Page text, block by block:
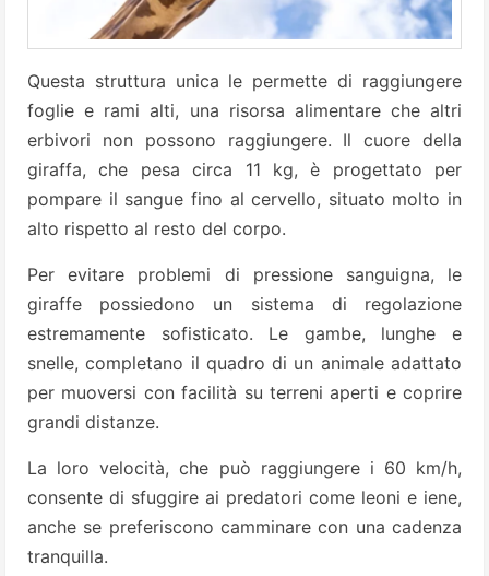
Questa struttura unica le permette di raggiungere
foglie e rami alti, una risorsa alimentare che altri
erbivori non possono raggiungere. Il cuore della
giraffa, che pesa circa 11 kg, è progettato per
pompare il sangue fino al cervello, situato molto in
alto rispetto al resto del corpo.
Per evitare problemi di pressione sanguigna, le
giraffe possiedono un sistema di regolazione
estremamente sofisticato. Le gambe, lunghe e
snelle, completano il quadro di un animale adattato
per muoversi con facilità su terreni aperti e coprire
grandi distanze.
La loro velocità, che può raggiungere i 60 km/h,
consente di sfuggire ai predatori come leoni e iene,
anche se preferiscono camminare con una cadenza
tranquilla.